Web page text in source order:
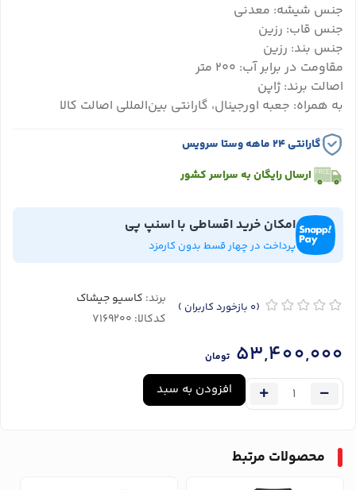
جنس شیشه: معدنی
جنس قاب: رزین
جنس بند: رزین
مقاومت در برابر آب: 200 متر
اصالت برند: ژاپن
به همراه: جعبه اورجینال، گارانتی بین‌المللی اصالت کالا
گارانتی ۲۴ ماهه وستا سرویس
ارسال رایگان به سراسر کشور
امکان خرید اقساطی با اسنپ پی
پرداخت در چهار قسط بدون کارمزد
(0 بازخورد کاربران ) برند: کاسیو جیشاک
کدکالا:
53,400,000 تومان
افزودن به سبد
محصولات مرتبط